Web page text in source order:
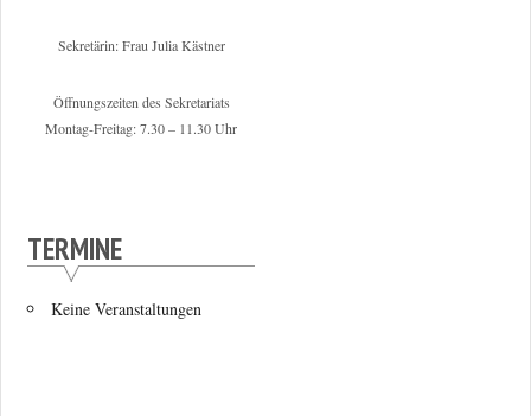
Sekretärin: Frau Julia Kästner
Öffnungszeiten des Sekretariats
Montag-Freitag: 7.30 – 11.30 Uhr
TERMINE
Keine Veranstaltungen